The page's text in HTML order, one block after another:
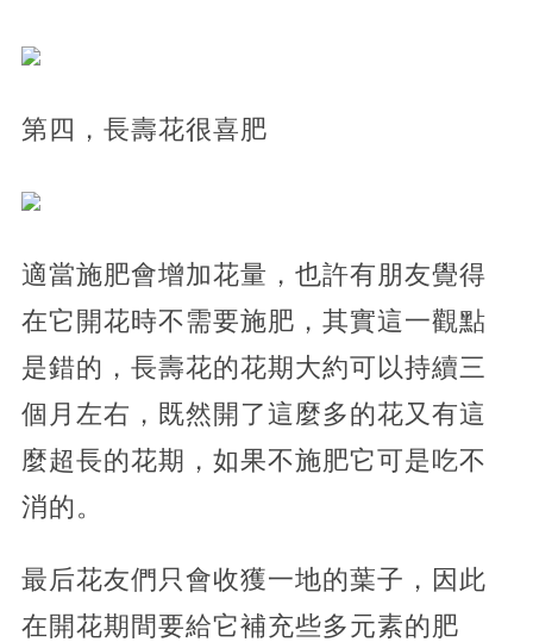
第四，長壽花很喜肥
適當施肥會增加花量，也許有朋友覺得
在它開花時不需要施肥，其實這一觀點
是錯的，長壽花的花期大約可以持續三
個月左右，既然開了這麼多的花又有這
麼超長的花期，如果不施肥它可是吃不
消的。
最后花友們只會收獲一地的葉子，因此
在開花期間要給它補充些多元素的肥